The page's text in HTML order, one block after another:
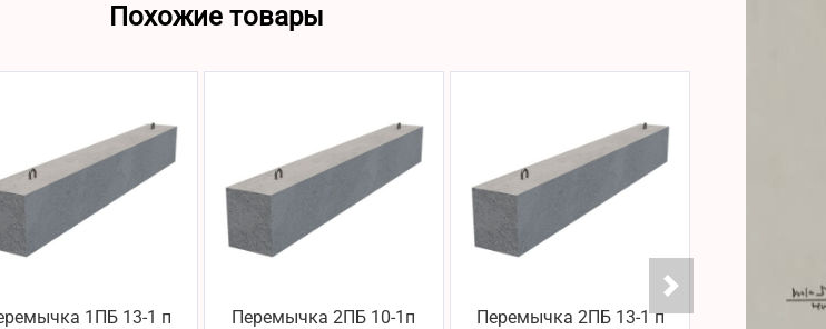
Похожие товары
1ПБ 13-1 п Перемычка 2ПБ 10-1п Перемычка 2ПБ 13-1 п